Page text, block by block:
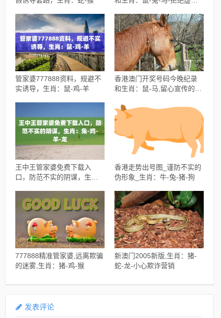
管家婆777888资料，规避不
实诱导，生肖：鼠-鸡-羊
香港澳门开奖号码今晚纪录
和生肖：鼠-马,留心宣传的陷
王中王管家婆免费下载入
口，防范不实的阴谋，生
香港走势出号图_谨防不实的
伪形象_生肖：牛-兔-猪-狗
777888精准管家婆,远离欺骗
的迷雾,生肖：猪-鸡-猴
新澳门2005新版,生肖：猪-
蛇-龙-小心欺诈营销
发表评论